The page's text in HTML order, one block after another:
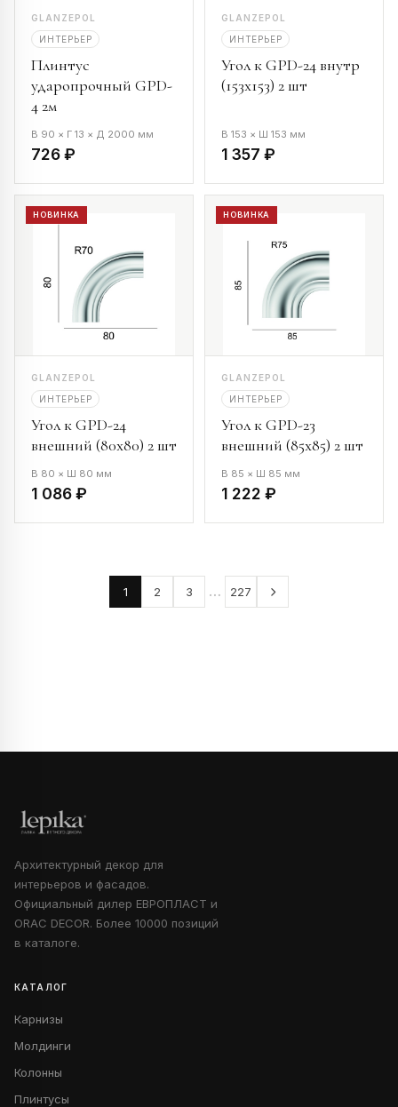
GLANZEPOL
ИНТЕРЬЕР
Плинтус
ударопрочный GPD-
4 2м
В 90 × Г 13 × Д 2000 мм
726 ₽
GLANZEPOL
ИНТЕРЬЕР
Угол к GPD-24 внутр
(153х153) 2 шт
В 153 × Ш 153 мм
1 357 ₽
НОВИНКА
GLANZEPOL
ИНТЕРЬЕР
Угол к GPD-24
внешний (80х80) 2 шт
В 80 × Ш 80 мм
1 086 ₽
НОВИНКА
GLANZEPOL
ИНТЕРЬЕР
Угол к GPD-23
внешний (85х85) 2 шт
В 85 × Ш 85 мм
1 222 ₽
1 2 3 … 227
Архитектурный декор для
интерьеров и фасадов.
Официальный дилер ЕВРОПЛАСТ и
ORAC DECOR. Более 10000 позиций
в каталоге.
КАТАЛОГ
Карнизы
Молдинги
Колонны
Плинтусы